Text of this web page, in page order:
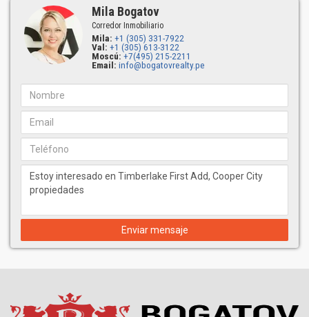
Mila Bogatov
Corredor Inmobiliario
Mila: +1 (305) 331-7922
Val: +1 (305) 613-3122
Moscú: +7(495) 215-2211
Email: info@bogatovrealty.pe
Enviar mensaje